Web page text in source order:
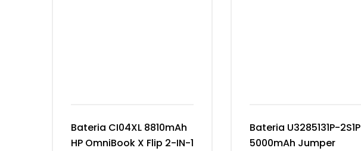
Bateria CI04XL 8810mAh
HP OmniBook X Flip 2-IN-1
Bateria U3285131P-2S1P
5000mAh Jumper